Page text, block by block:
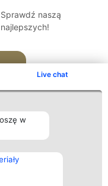
Live chat
w
naszą
Kontakt
Kontakt